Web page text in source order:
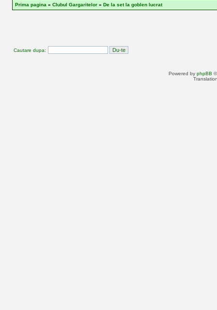
Prima pagina » Clubul Gargaritelor » De la set la goblen lucrat
Cautare dupa:
Powered by phpBB